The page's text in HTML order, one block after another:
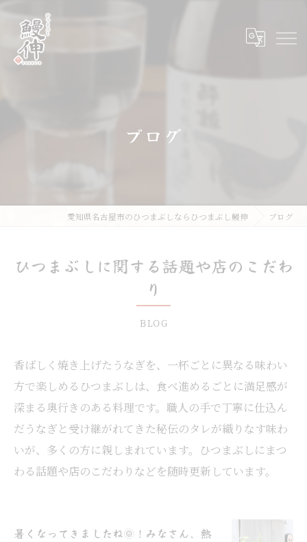
ブログ
愛知県名古屋市のひつまぶしならひつまぶし鰻伸 ブログ
ひつまぶしに関する話題や店のこだわ
り
BLOG
香ばしく焼き上げたうなぎを、一杯ごとに異なる味わい
方で楽しめるひつまぶしは、食べ進めるごとに満足感が
深まる奥行きのある料理です。職人の手で丁寧に仕込ん
だうなぎと受け継がれてきた秘伝のタレが織りなす味わ
いが、多くの方に親しまれています。ひつまぶしにまつ
わる話題や店のこだわりなどを随時更新しています。
暑くなってきましたね🌞！みなさん、熱